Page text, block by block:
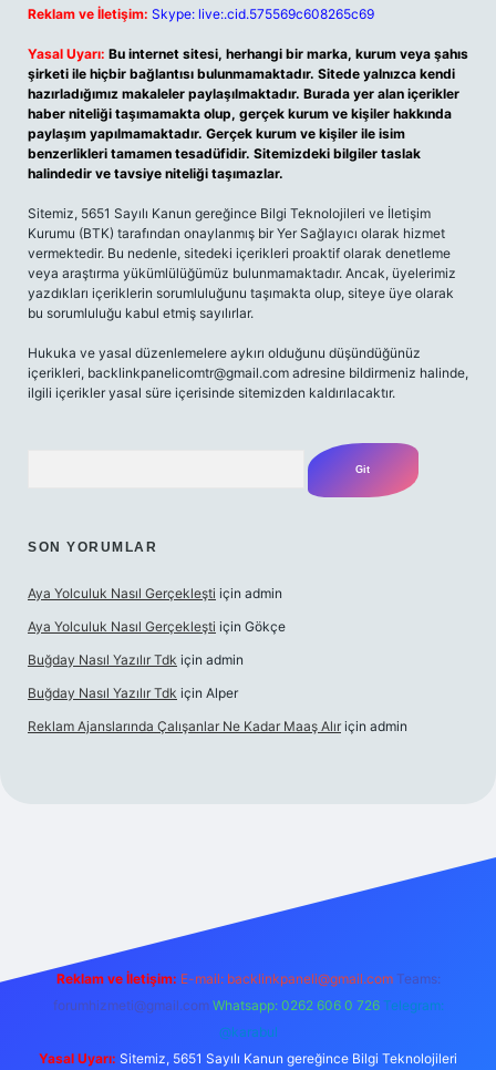
Reklam ve İletişim: Skype: live:.cid.575569c608265c69
Yasal Uyarı: Bu internet sitesi, herhangi bir marka, kurum veya şahıs
şirketi ile hiçbir bağlantısı bulunmamaktadır. Sitede yalnızca kendi
hazırladığımız makaleler paylaşılmaktadır. Burada yer alan içerikler
haber niteliği taşımamakta olup, gerçek kurum ve kişiler hakkında
paylaşım yapılmamaktadır. Gerçek kurum ve kişiler ile isim
benzerlikleri tamamen tesadüfidir. Sitemizdeki bilgiler taslak
halindedir ve tavsiye niteliği taşımazlar.
Sitemiz, 5651 Sayılı Kanun gereğince Bilgi Teknolojileri ve İletişim
Kurumu (BTK) tarafından onaylanmış bir Yer Sağlayıcı olarak hizmet
vermektedir. Bu nedenle, sitedeki içerikleri proaktif olarak denetleme
veya araştırma yükümlülüğümüz bulunmamaktadır. Ancak, üyelerimiz
yazdıkları içeriklerin sorumluluğunu taşımakta olup, siteye üye olarak
bu sorumluluğu kabul etmiş sayılırlar.
Hukuka ve yasal düzenlemelere aykırı olduğunu düşündüğünüz
içerikleri, backlinkpanelicomtr@gmail.com adresine bildirmeniz halinde,
ilgili içerikler yasal süre içerisinde sitemizden kaldırılacaktır.
SON YORUMLAR
Aya Yolculuk Nasıl Gerçekleşti için admin
Aya Yolculuk Nasıl Gerçekleşti için Gökçe
Buğday Nasıl Yazılır Tdk için admin
Buğday Nasıl Yazılır Tdk için Alper
Reklam Ajanslarında Çalışanlar Ne Kadar Maaş Alır için admin
Reklam ve İletişim: E-mail: backlinkpaneli@gmail.com Teams:
forumhizmeti@gmail.com Whatsapp: 0262 606 0 726 Telegram:
@karabul
Yasal Uyarı: Sitemiz, 5651 Sayılı Kanun gereğince Bilgi Teknolojileri